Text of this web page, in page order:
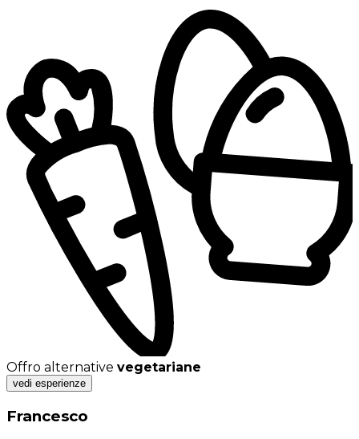
Offro alternative vegetariane
vedi esperienze
Francesco